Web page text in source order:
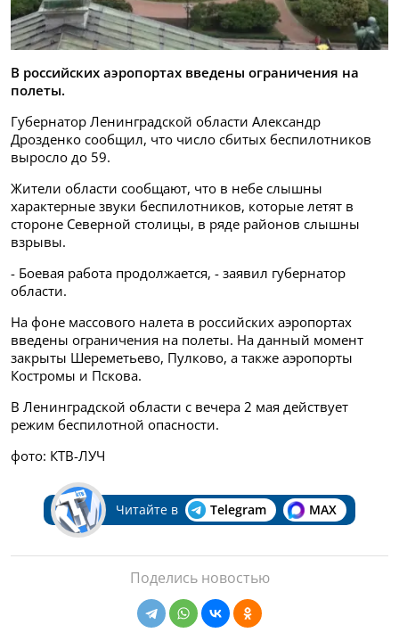
В российских аэропортах введены ограничения на
полеты.
Губернатор Ленинградской области Александр
Дрозденко сообщил, что число сбитых беспилотников
выросло до 59.
Жители области сообщают, что в небе слышны
характерные звуки беспилотников, которые летят в
стороне Северной столицы, в ряде районов слышны
взрывы.
- Боевая работа продолжается, - заявил губернатор
области.
На фоне массового налета в российских аэропортах
введены ограничения на полеты. На данный момент
закрыты Шереметьево, Пулково, а также аэропорты
Костромы и Пскова.
В Ленинградской области с вечера 2 мая действует
режим беспилотной опасности.
фото: КТВ-ЛУЧ
Читайте в Telegram MAX
Поделись новостью